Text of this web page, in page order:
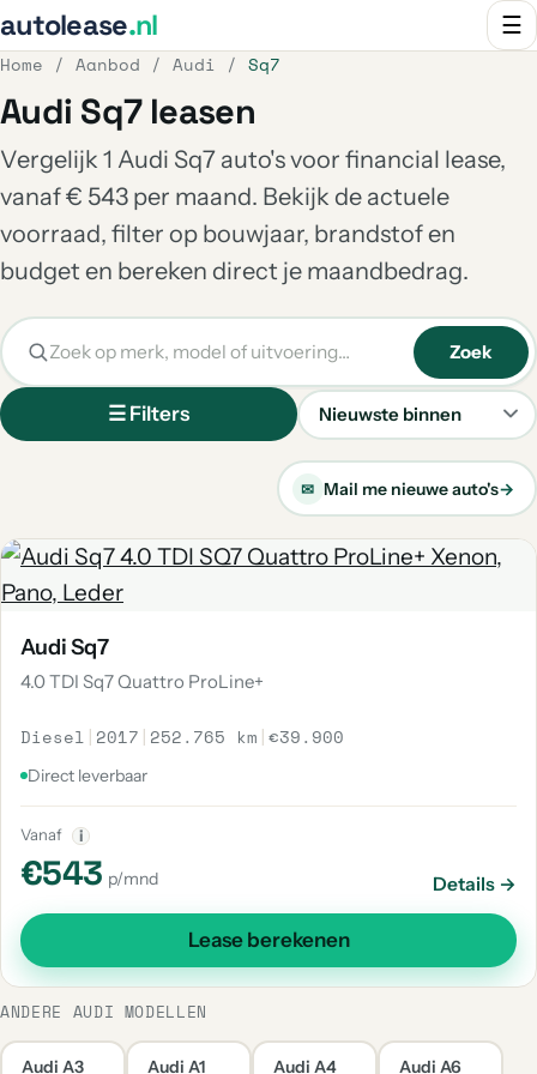
autolease.nl ☰
Home / Aanbod / Audi / Sq7
Audi Sq7 leasen
Vergelijk 1 Audi Sq7 auto's voor financial lease,
vanaf € 543 per maand. Bekijk de actuele
voorraad, filter op bouwjaar, brandstof en
budget en bereken direct je maandbedrag.
☰ Filters
Sorteren
Zoek
✉ Mail me nieuwe auto's→
Audi Sq7
4.0 TDI Sq7 Quattro ProLine+
Diesel | 2017 | 252.765 km |€39.900
Direct leverbaar
Vanaf i
€543 p/mnd Details →
Lease berekenen
ANDERE AUDI MODELLEN
Audi A3 Audi A1 Audi A4 Audi A6